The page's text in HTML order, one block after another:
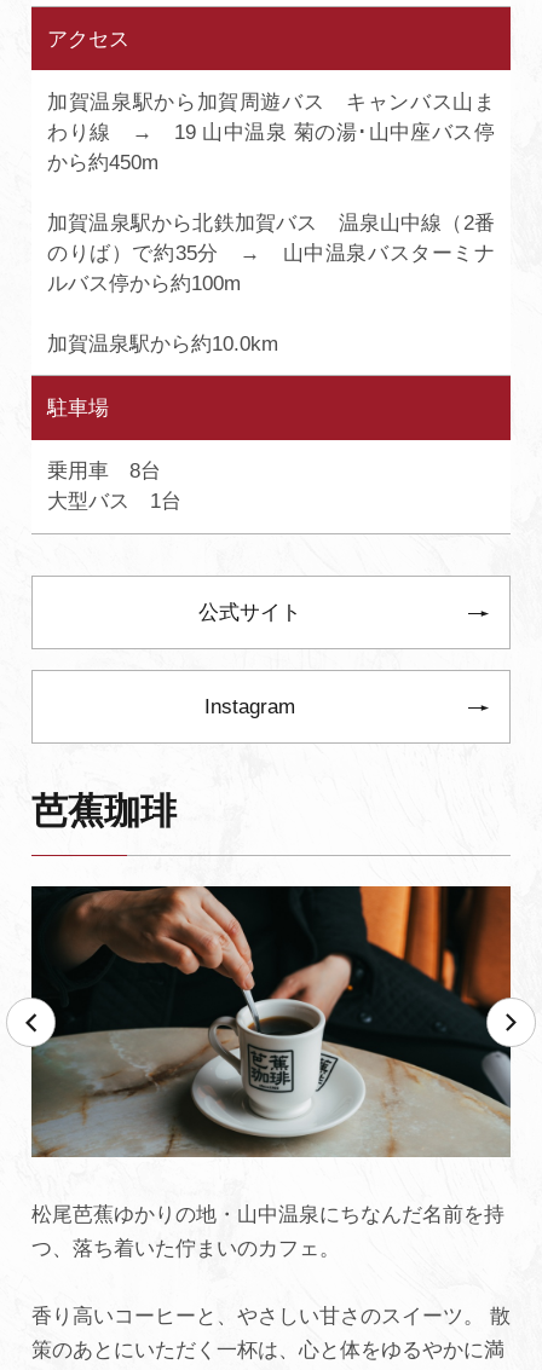
アクセス
加賀温泉駅から加賀周遊バス キャンバス山ま
わり線 → 19 山中温泉 菊の湯･山中座バス停
から約450m
加賀温泉駅から北鉄加賀バス 温泉山中線（2番
のりば）で約35分 → 山中温泉バスターミナ
ルバス停から約100m
加賀温泉駅から約10.0km
駐車場
乗用車 8台
大型バス 1台
公式サイト
Instagram
芭蕉珈琲
松尾芭蕉ゆかりの地・山中温泉にちなんだ名前を持
つ、落ち着いた佇まいのカフェ。
香り高いコーヒーと、やさしい甘さのスイーツ。 散
策のあとにいただく一杯は、心と体をゆるやかに満